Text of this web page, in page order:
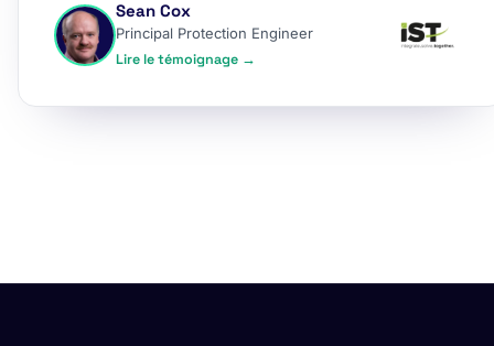
Sean Cox
Principal Protection Engineer
Lire le témoignage →